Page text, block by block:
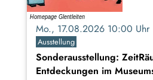
Mo., 17.08.2026 10:00 Uhr
Ausstellung
Sonderausstellung:
Entdeckungen im